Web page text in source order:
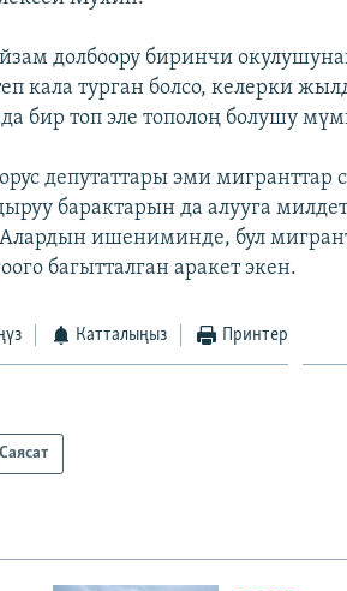
долбоору биринчи
кала турган болсо, келерки
бир топ эле тополоң болушу
депутаттары эми мигранттар
барактарын да алууга
ишениминде, бул
багытталган аракет экен.
Катталыңыз Принтер
Саясат